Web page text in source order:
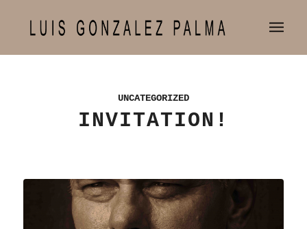
UNCATEGORIZED
INVITATION!